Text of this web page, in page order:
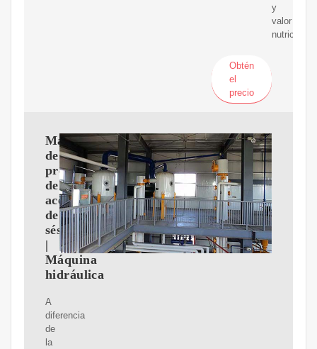
y
valor
nutricional.
Obtén
el
precio
Máquina
de
prensa
de
aceite
de
sésamo
|
Máquina
hidráulica
A
diferencia
de
la